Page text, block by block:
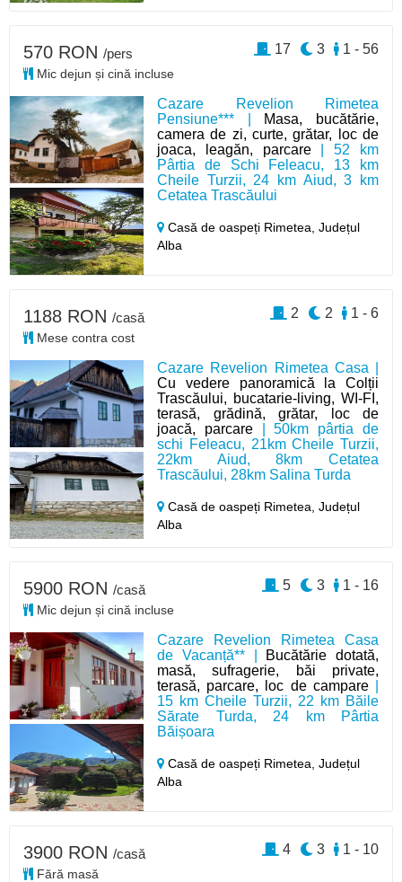
Cazare Revelion Rimetea
Pensiune*** | Masa, bucătărie,
camera de zi, curte, grătar, loc de
joaca, leagăn, parcare| 52 km
Pârtia de Schi Feleacu, 13 km
Cheile Turzii, 24 km Aiud, 3 km
Cetatea Trascăului
Casă de oaspeți Rimetea,Județul
Alba
570 RON /pers
Mic dejun și cină incluse
1 - 56
3
17
Cazare Revelion Rimetea Casa |
Cu vedere panoramică la Colții
Trascăului, bucatarie-living, WI-FI,
terasă, grădină, grătar, loc de
joacă, parcare| 50km pârtia de
schi Feleacu, 21km Cheile Turzii,
22km Aiud, 8km Cetatea
Trascăului, 28km Salina Turda
Casă de oaspeți Rimetea,Județul
Alba
1188 RON /casă
Mese contra cost
1 - 6
2
2
Cazare Revelion Rimetea Casa
de Vacanță** |
Bucătărie dotată,
masă, sufragerie, băi private,
terasă, parcare, loc de campare|
15 km Cheile Turzii, 22 km Băile
Sărate Turda, 24 km Pârtia
Băișoara
Casă de oaspeți Rimetea,Județul
Alba
5900 RON /casă
Mic dejun și cină incluse
1 - 16
3
5
3900 RON /casă
Fără masă
1 - 10
3
4